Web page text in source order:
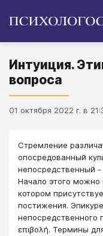
Интуиция.
вопроса
01 октября 2022 г. в
Стремление
опосредованный
непосредственный -
Начало этого можно
котором
постижения.
непосредственного
επιβολή. Термины